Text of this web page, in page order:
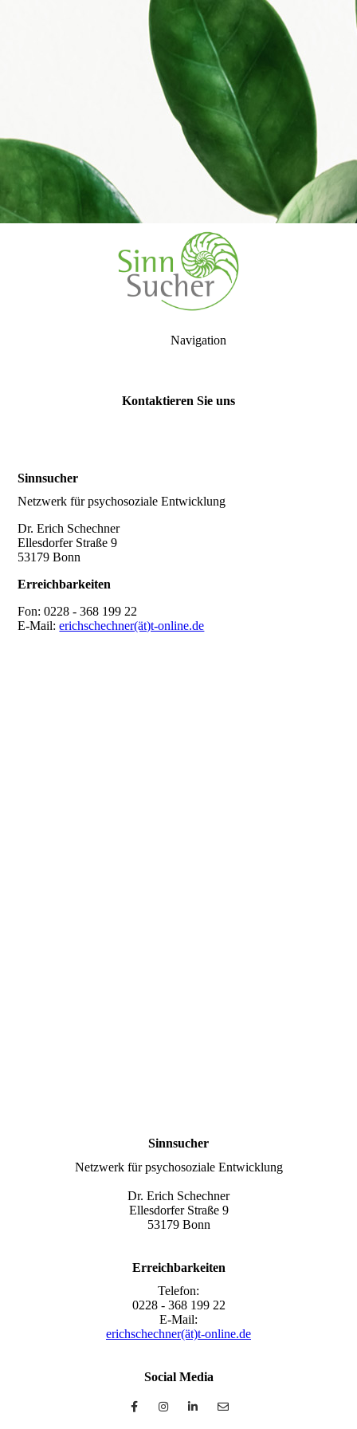
Navigation
Kontaktieren Sie uns
Sinnsucher
Netzwerk für psychosoziale Entwicklung
Dr. Erich Schechner
Ellesdorfer Straße 9
53179 Bonn
Erreichbarkeiten
Fon: 0228 - 368 199 22
E-Mail:erichschechner(ät)t-online.de
Sinnsucher
Netzwerk für psychosoziale Entwicklung
Dr. Erich Schechner
Ellesdorfer Straße 9
53179 Bonn
Erreichbarkeiten
Telefon:
0228 - 368 199 22
E-Mail:
erichschechner(ät)t-online.de
Social Media